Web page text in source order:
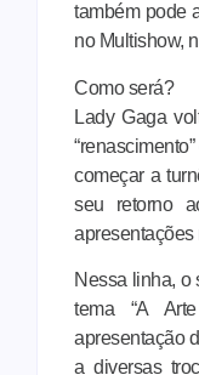
também pode
no Multishow,
Como será?
Lady Gaga
começar a
seu retorno
apresentações
Nessa linha, o
tema “A
apresentação
a diversas